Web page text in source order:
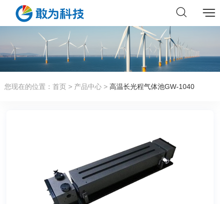
您现在的位置： 首页> 产品中心> 高温长光程气体池GW-1040